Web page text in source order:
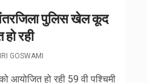
पुलिस खेल कूद
रही
GOSWAMI
हो रही 59 वी पश्चिमी